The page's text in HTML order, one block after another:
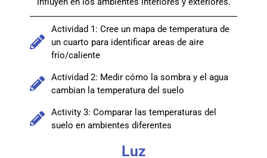
Actividad 1: Cree un mapa de temperatura de
un cuarto para identificar areas de aire
frío/caliente
Actividad 2: Medir cómo la sombra y el agua
cambian la temperatura del suelo
Activity 3: Comparar las temperaturas del
suelo en ambientes diferentes
Luz